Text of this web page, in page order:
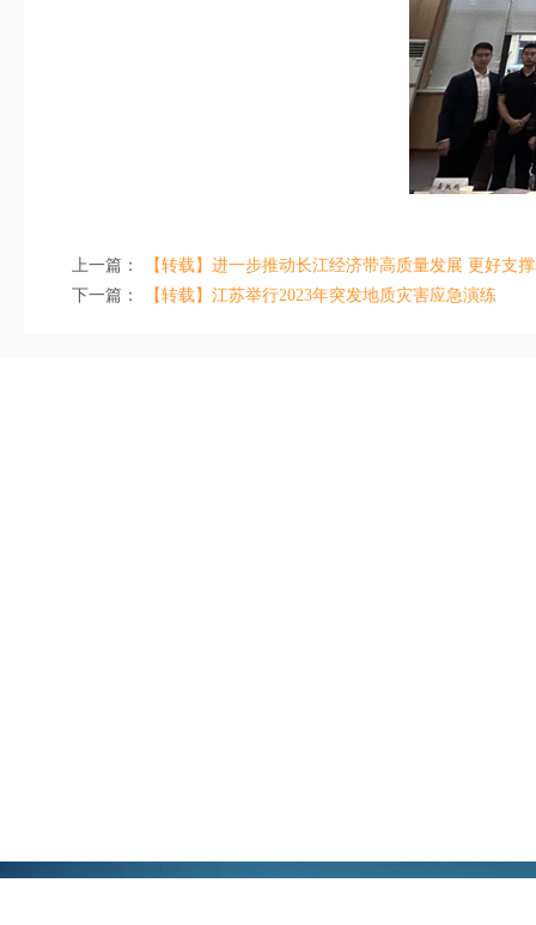
上一篇：
【转载】进一步推动长江经济带高质量发展 更好支
下一篇：
【转载】江苏举行2023年突发地质灾害应急演练